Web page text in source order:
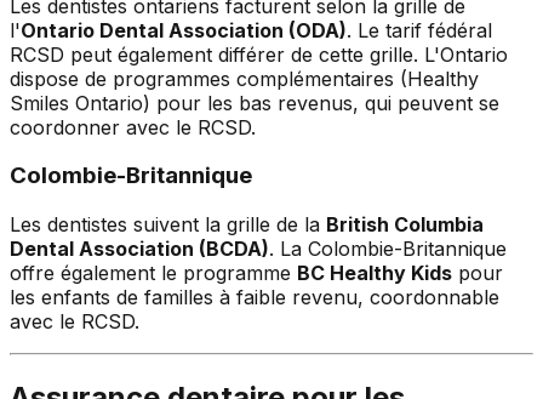
Les dentistes ontariens facturent selon la grille de
l'Ontario Dental Association (ODA). Le tarif fédéral
RCSD peut également différer de cette grille. L'Ontario
dispose de programmes complémentaires (Healthy
Smiles Ontario) pour les bas revenus, qui peuvent se
coordonner avec le RCSD.
Colombie-Britannique
Les dentistes suivent la grille de la British Columbia
Dental Association (BCDA). La Colombie-Britannique
offre également le programme BC Healthy Kids pour
les enfants de familles à faible revenu, coordonnable
avec le RCSD.